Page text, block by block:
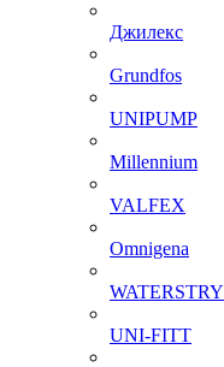
Джилекс
Grundfos
UNIPUMP
Millennium
VALFEX
Omnigena
WATERSTRY
UNI-FITT